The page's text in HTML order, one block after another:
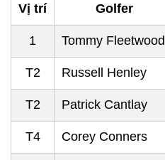
Vị trí Golfer
1 Tommy Fleetwood
T2 Russell Henley
T2 Patrick Cantlay
T4 Corey Conners